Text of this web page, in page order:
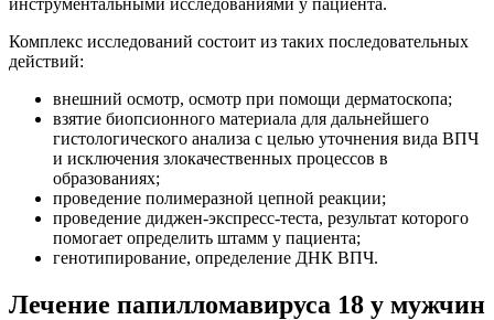
инструментальными исследованиями у пациента.
Комплекс исследований состоит из таких последовательных
действий:
внешний осмотр, осмотр при помощи дерматоскопа;
взятие биопсионного материала для дальнейшего
гистологического анализа с целью уточнения вида ВПЧ
и исключения злокачественных процессов в
образованиях;
проведение полимеразной цепной реакции;
проведение диджен-экспресс-теста, результат которого
помогает определить штамм у пациента;
генотипирование, определение ДНК ВПЧ.
Лечение папилломавируса 18 у мужчин